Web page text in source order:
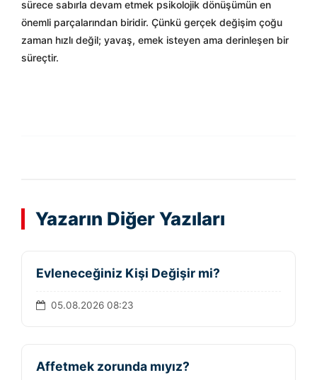
sürece sabırla devam etmek psikolojik dönüşümün en
önemli parçalarından biridir. Çünkü gerçek değişim çoğu
zaman hızlı değil; yavaş, emek isteyen ama derinleşen bir
süreçtir.
Yazarın Diğer Yazıları
Evleneceğiniz Kişi Değişir mi?
05.08.2026 08:23
Affetmek zorunda mıyız?